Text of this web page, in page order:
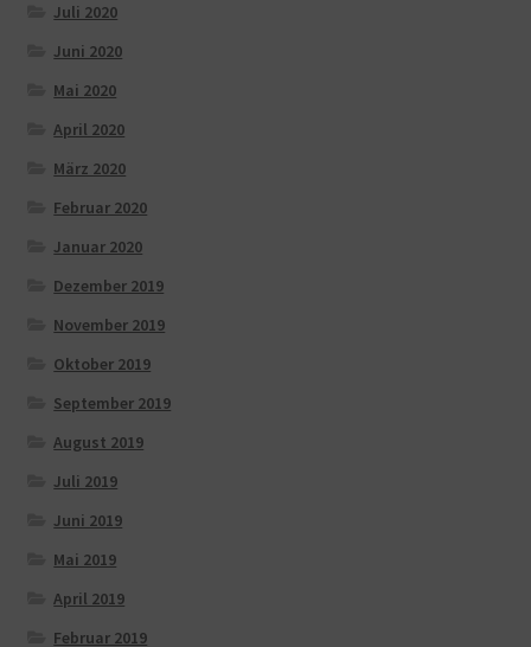
Juli 2020
Juni 2020
Mai 2020
April 2020
März 2020
Februar 2020
Januar 2020
Dezember 2019
November 2019
Oktober 2019
September 2019
August 2019
Juli 2019
Juni 2019
Mai 2019
April 2019
Februar 2019